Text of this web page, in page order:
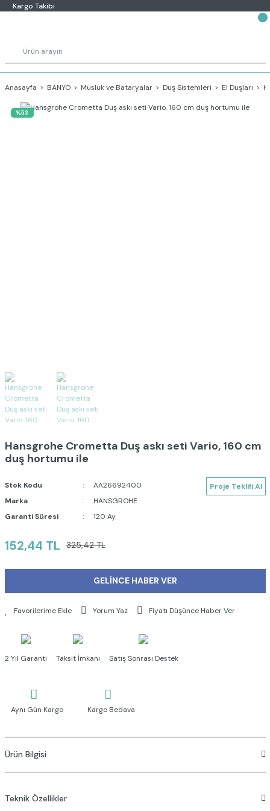
Kargo Takibi
Anasayfa BANYO Musluk ve Bataryalar Duş Sistemleri El Duşları
%53
Hansgrohe Crometta Duş askı seti Vario, 160 cm
duş hortumu ile
Stok Kodu
AA26692400
Marka
HANSGROHE
Garanti Süresi
120 Ay
Proje Teklifi Al
152,44 TL 325,42 TL
GELİNCE HABER VER
Yorum Yaz Fiyatı Düşünce Haber Ver
2 Yıl Garanti Taksit İmkanı Satış Sonrası Destek
Aynı Gün Kargo Kargo Bedava
Ürün Bilgisi
Teknik Özellikler